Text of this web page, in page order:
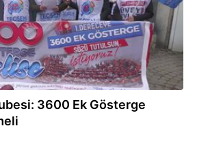
3600 Ek Gösterge